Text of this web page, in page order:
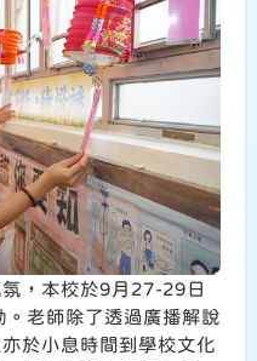
，本校於9月27-29日
。老師除了透過廣播解說
於小息時間到學校文化